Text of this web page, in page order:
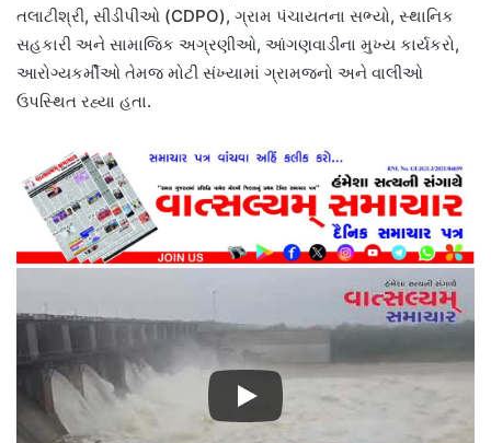
તલાટીશ્રી, સીડીપીઓ (CDPO), ગ્રામ પંચાયતના સભ્યો, સ્થાનિક
સહકારી અને સામાજિક અગ્રણીઓ, આંગણવાડીના મુખ્ય કાર્યકરો,
આરોગ્યકર્મીઓ તેમજ મોટી સંખ્યામાં ગ્રામજનો અને વાલીઓ
ઉપસ્થિત રહ્યા હતા.